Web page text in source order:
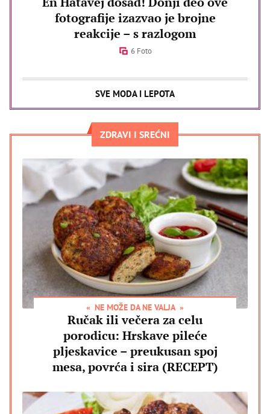
fotografije izazvao je brojne
reakcije – s razlogom
6 Foto
SVE MODA I LEPOTA
ZDRAVI I SREĆNI
NE MOŽE DA NE VALJA
Ručak ili večera za celu
porodicu: Hrskave pileće
pljeskavice – preukusan spoj
mesa, povrća i sira (RECEPT)